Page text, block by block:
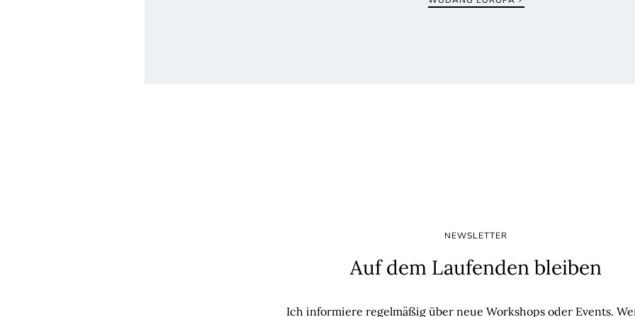
NEWSLETTER
Auf dem Laufenden bleiben
Ich informiere regelmäßig über neue Workshops oder Events.